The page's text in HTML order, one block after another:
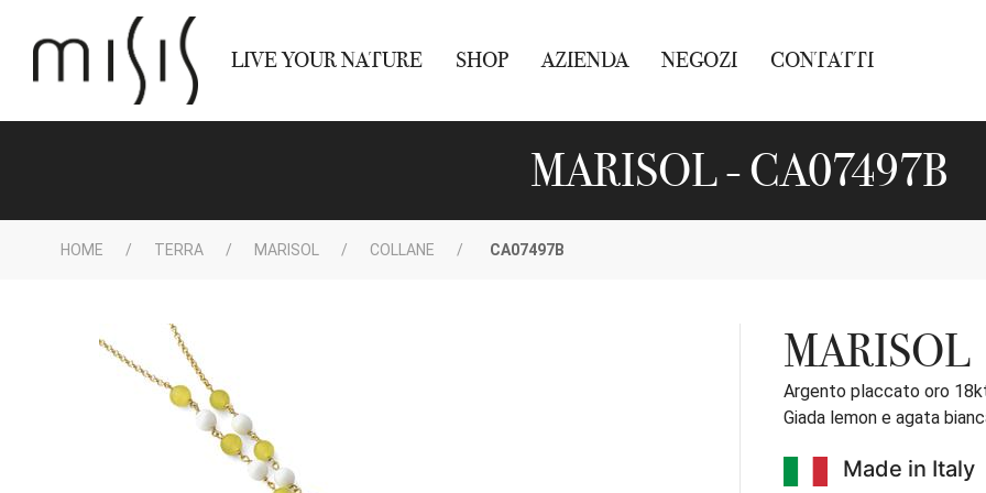
LIVE YOUR NATURE SHOP AZIENDA NEGOZI CONTATTI
MARISOL - CA07497B
HOME TERRA MARISOL COLLANE CA07497B
MARISOL
Argento placcato oro
Giada lemon e agata
Made in Italy